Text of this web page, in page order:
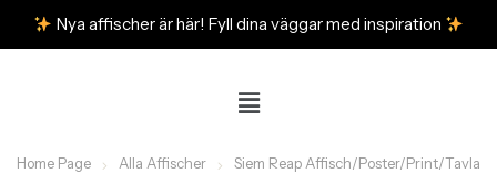
Nya affischer är här! Fyll dina väggar med inspiration
Home Page Alla Affischer Siem Reap Affisch/Poster/Print/Tavla